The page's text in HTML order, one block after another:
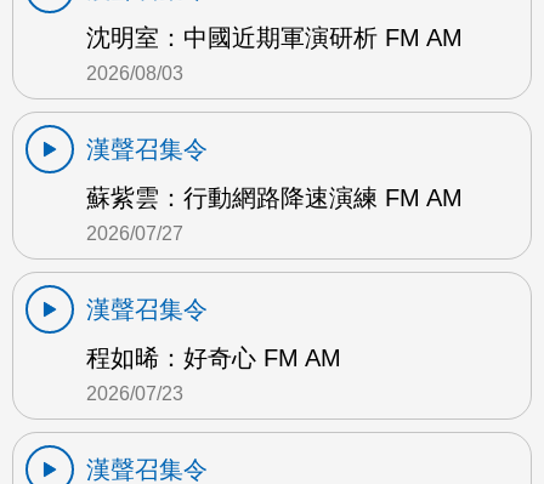
沈明室：中國近期軍演研析 FM AM
2026/08/03
漢聲召集令
蘇紫雲：行動網路降速演練 FM AM
2026/07/27
漢聲召集令
程如晞：好奇心 FM AM
2026/07/23
漢聲召集令